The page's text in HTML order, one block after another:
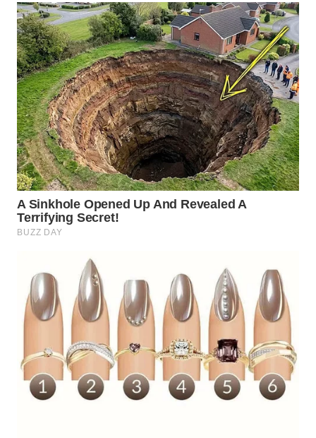
TV
WAHANANEWS
ID
WAHANANEWS
CO ID
WAHANANEWS
NET
WAHANA
SPORT
UMKM
WAHANA
SELEB
WAHANA
PERSONA